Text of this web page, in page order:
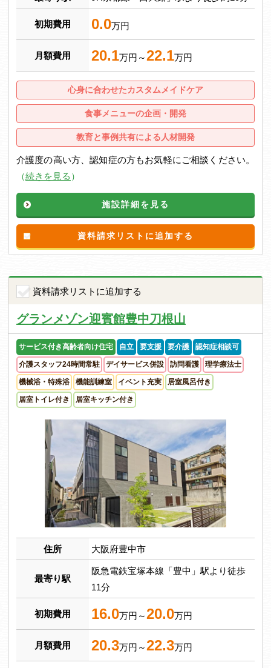
初期費用 0.0万円
月額費用 20.1万円～22.1万円
心身に合わせたカスタムメイドケア
食事メニューの企画・開発
教育と事例共有による人材開発
介護度の高い方、認知症の方もお気軽にご相談ください。
（続きを見る ）
施設詳細を見る
資料請求リストに追加する
資料請求リストに追加する
グランメゾン迎賓館豊中刀根山
サービス付き高齢者向け住宅 自立 要支援 要介護 認知症相談可
介護スタッフ24時間常駐 デイサービス併設 訪問看護 理学療法士
機械浴・特殊浴 機能訓練室 イベント充実 居室風呂付き
居室トイレ付き 居室キッチン付き
住所 大阪府豊中市
最寄り駅
阪急電鉄宝塚本線「豊中」駅より徒歩
11分
初期費用 16.0万円～20.0万円
月額費用 20.3万円～22.3万円